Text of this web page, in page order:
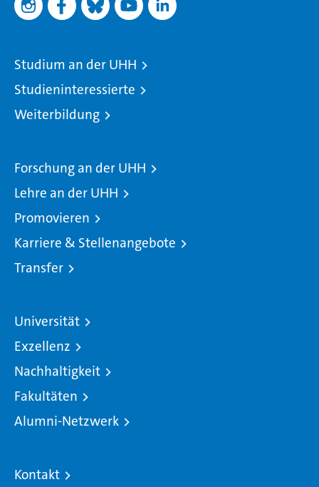
Studium an der UHH
Studieninteressierte
Weiterbildung
Forschung an der UHH
Lehre an der UHH
Promovieren
Karriere & Stellenangebote
Transfer
Universität
Exzellenz
Nachhaltigkeit
Fakultäten
Alumni-Netzwerk
Kontakt